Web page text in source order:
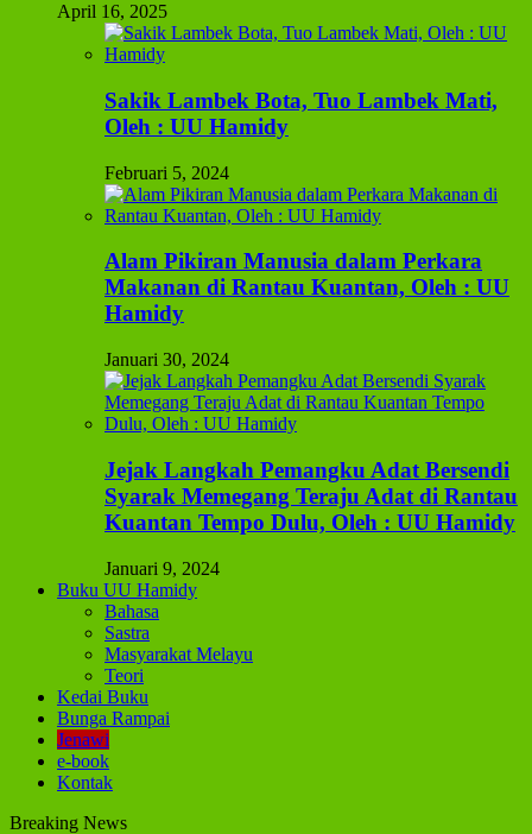
April 16, 2025
Sakik Lambek Bota, Tuo Lambek Mati,
Oleh : UU Hamidy
Februari 5, 2024
Alam Pikiran Manusia dalam Perkara
Makanan di Rantau Kuantan, Oleh : UU
Hamidy
Januari 30, 2024
Jejak Langkah Pemangku Adat Bersendi
Syarak Memegang Teraju Adat di Rantau
Kuantan Tempo Dulu, Oleh : UU Hamidy
Januari 9, 2024
Buku UU Hamidy
Bahasa
Sastra
Masyarakat Melayu
Teori
Kedai Buku
Bunga Rampai
Jenawi
e-book
Kontak
Breaking News